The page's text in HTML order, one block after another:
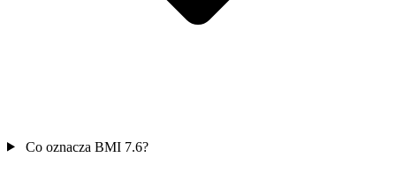
Co oznacza BMI 7.6?